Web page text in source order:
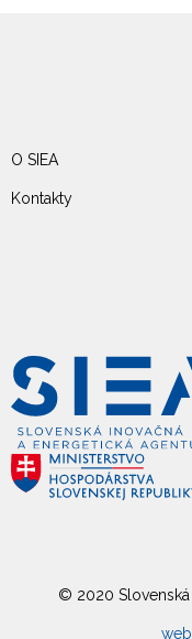
O SIEA
Kontakty
© 2020 Slovenská